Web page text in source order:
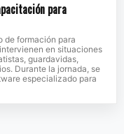
para
de formación para
en situaciones
guardavidas,
Durante la jornada, se
especializado para